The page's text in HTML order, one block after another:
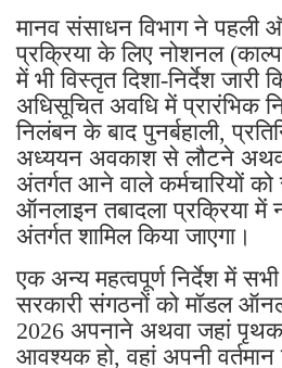
मानव संसाधन विभाग ने पहली
प्रक्रिया के लिए नोशनल
में भी विस्तृत दिशा-निर्देश
अधिसूचित अवधि में प्रारंभिक
निलंबन के बाद पुनर्बहाली,
अध्ययन अवकाश से लौटने अथवा
अंतर्गत आने वाले कर्मचारियों
ऑनलाइन तबादला प्रक्रिया
अंतर्गत शामिल किया जाएगा।
एक अन्य महत्वपूर्ण निर्देश में सभी
सरकारी संगठनों को मॉडल
2026 अपनाने अथवा जहां पृथक
आवश्यक हो, वहां अपनी